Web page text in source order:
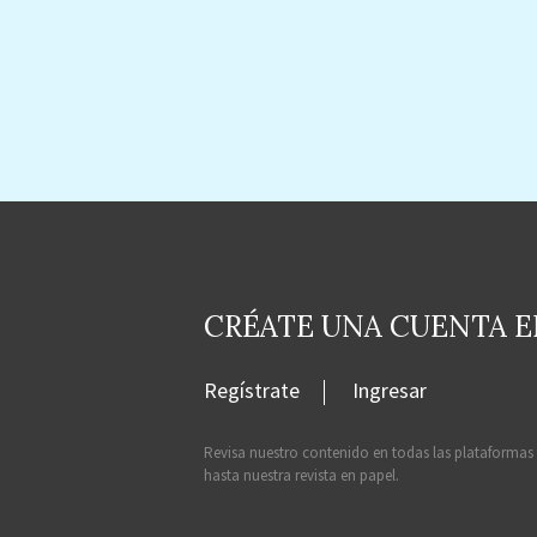
CRÉATE UNA CUENTA
Regístrate Ingresar
Revisa nuestro contenido en todas las
hasta nuestra revista en papel.